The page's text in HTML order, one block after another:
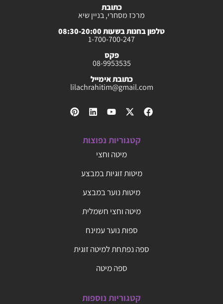
כתובת
מרכז מסחרי, בניין שיא
טלפון בחנות בשעות 08:30-20:00
1-700-700-247
פקס
08-9953535
כתובת אימייל
lilachrahitim@gmail.com
קטגוריות נפוצות
מיטה וחצי
מיטות זוגיות במבצע
מיטות נוער במבצע
מיטה וחצי חשמלית
ספות נוער עמינח
ספה נפתחת למיטה זוגית
ספה מיטה
קטגוריות נוספות